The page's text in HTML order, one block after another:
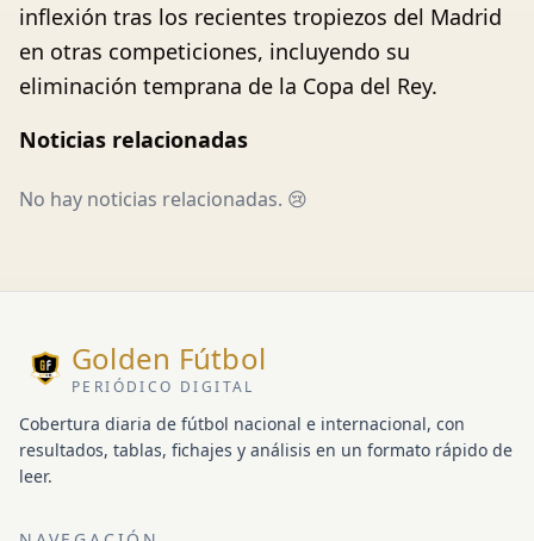
inflexión tras los recientes tropiezos del Madrid
en otras competiciones, incluyendo su
eliminación temprana de la Copa del Rey.
Noticias relacionadas
No hay noticias relacionadas. 😢
Golden Fútbol
PERIÓDICO DIGITAL
Cobertura diaria de fútbol nacional e internacional, con
resultados, tablas, fichajes y análisis en un formato rápido de
leer.